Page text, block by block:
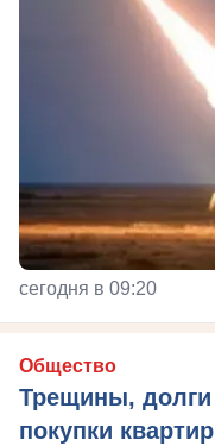
сегодня в 09:20
Общество
Трещины,
покупки